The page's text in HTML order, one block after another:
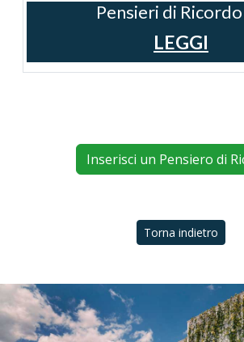
Pensieri di Ricordo
LEGGI
Inserisci un Pensiero di
Torna indietro